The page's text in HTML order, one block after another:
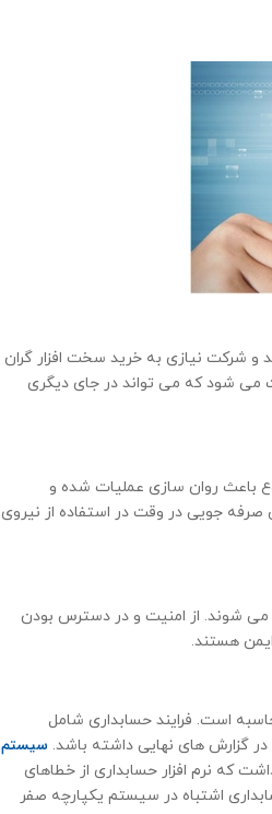
و شرکت نیازی به خرید سخت افزار گران
می شود که می تواند در جای دیگری
باعث روان سازی عملیات شده و
جویی در وقت در استفاده از نیروی
می شوند. از امنیت و در دسترس بودن
هستند.
است. فرایند حسابداری شامل
گزارش های نهایی داشته باشد. سیستم
که نرم افزار حسابداری از خطاهای
اشتباه در سیستم یکپارچه صفر